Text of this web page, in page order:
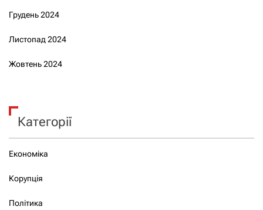
Грудень 2024
Листопад 2024
Жовтень 2024
Категорії
Економіка
Корупція
Політика